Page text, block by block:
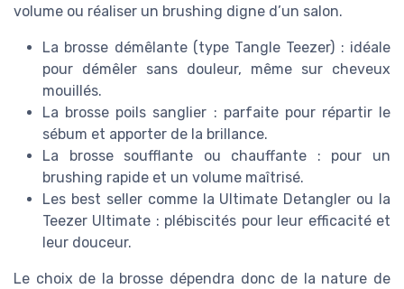
volume ou réaliser un brushing digne d’un salon.
La brosse démêlante (type Tangle Teezer) : idéale
pour démêler sans douleur, même sur cheveux
mouillés.
La brosse poils sanglier : parfaite pour répartir le
sébum et apporter de la brillance.
La brosse soufflante ou chauffante : pour un
brushing rapide et un volume maîtrisé.
Les best seller comme la Ultimate Detangler ou la
Teezer Ultimate : plébiscités pour leur efficacité et
leur douceur.
Le choix de la brosse dépendra donc de la nature de